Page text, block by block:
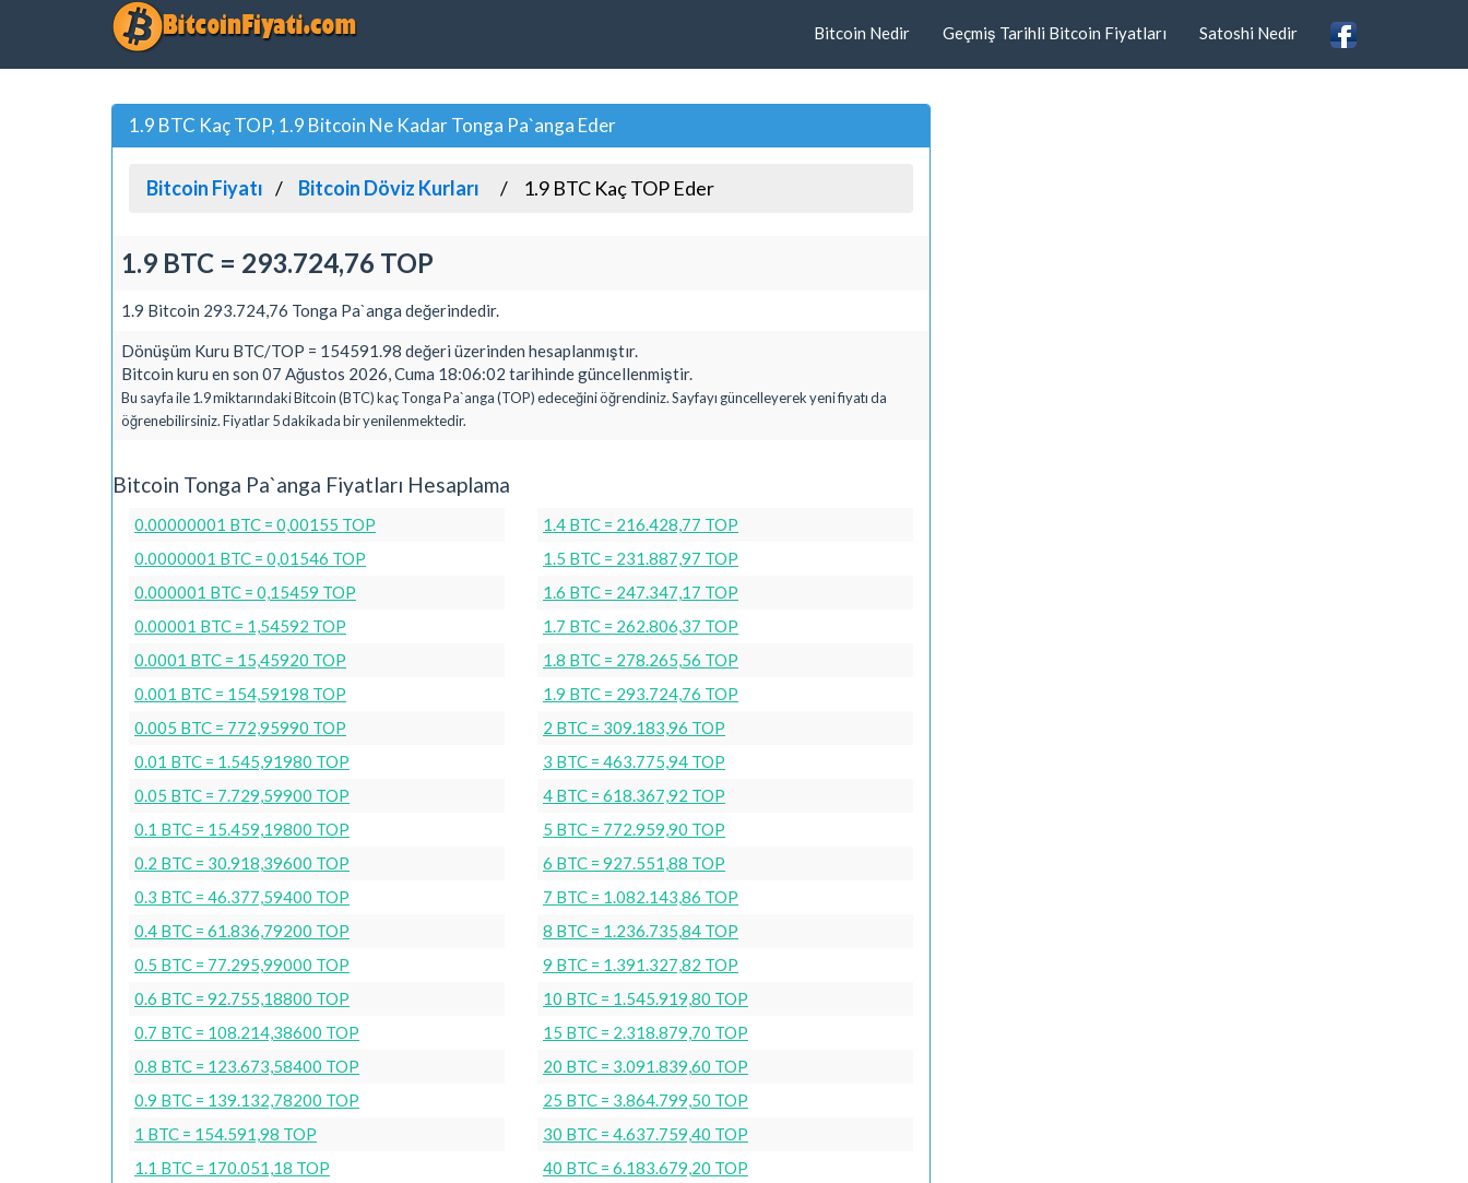
Bitcoin Nedir Geçmiş Tarihli Bitcoin Fiyatları Satoshi Nedir
1.9 BTC Kaç TOP, 1.9 Bitcoin Ne Kadar Tonga Pa`anga Eder
Bitcoin Fiyatı Bitcoin Döviz Kurları 1.9 BTC Kaç TOP Eder
1.9 BTC = 293.724,76 TOP
1.9 Bitcoin 293.724,76 Tonga Pa`anga değerindedir.
Dönüşüm Kuru BTC/TOP = 154591.98 değeri üzerinden hesaplanmıştır.
Bitcoin kuru en son 07 Ağustos 2026, Cuma 18:06:02 tarihinde güncellenmiştir.
Bu sayfa ile 1.9 miktarındaki Bitcoin (BTC) kaç Tonga Pa`anga (TOP) edeceğini öğrendiniz. Sayfayı güncelleyerek yeni fiyatı da
öğrenebilirsiniz. Fiyatlar 5 dakikada bir yenilenmektedir.
Bitcoin Tonga Pa`anga Fiyatları Hesaplama
0.00000001 BTC = 0,00155 TOP
0.0000001 BTC = 0,01546 TOP
0.000001 BTC = 0,15459 TOP
0.00001 BTC = 1,54592 TOP
0.0001 BTC = 15,45920 TOP
0.001 BTC = 154,59198 TOP
0.005 BTC = 772,95990 TOP
0.01 BTC = 1.545,91980 TOP
0.05 BTC = 7.729,59900 TOP
0.1 BTC = 15.459,19800 TOP
0.2 BTC = 30.918,39600 TOP
0.3 BTC = 46.377,59400 TOP
0.4 BTC = 61.836,79200 TOP
0.5 BTC = 77.295,99000 TOP
0.6 BTC = 92.755,18800 TOP
0.7 BTC = 108.214,38600 TOP
0.8 BTC = 123.673,58400 TOP
0.9 BTC = 139.132,78200 TOP
1 BTC = 154.591,98 TOP
1.1 BTC = 170.051,18 TOP
1.4 BTC = 216.428,77 TOP
1.5 BTC = 231.887,97 TOP
1.6 BTC = 247.347,17 TOP
1.7 BTC = 262.806,37 TOP
1.8 BTC = 278.265,56 TOP
1.9 BTC = 293.724,76 TOP
2 BTC = 309.183,96 TOP
3 BTC = 463.775,94 TOP
4 BTC = 618.367,92 TOP
5 BTC = 772.959,90 TOP
6 BTC = 927.551,88 TOP
7 BTC = 1.082.143,86 TOP
8 BTC = 1.236.735,84 TOP
9 BTC = 1.391.327,82 TOP
10 BTC = 1.545.919,80 TOP
15 BTC = 2.318.879,70 TOP
20 BTC = 3.091.839,60 TOP
25 BTC = 3.864.799,50 TOP
30 BTC = 4.637.759,40 TOP
40 BTC = 6.183.679,20 TOP